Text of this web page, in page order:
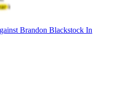
Brandon Blackstock In